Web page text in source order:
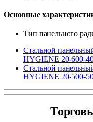
Основные
Тип панельного
Стальной
HYGIENE 20-600-
Стальной
HYGIENE 20-500-